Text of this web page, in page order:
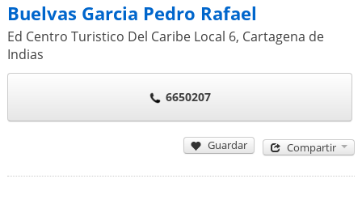
Buelvas Garcia Pedro Rafael
Ed Centro Turistico Del Caribe Local 6, Cartagena de
Indias
6650207
Guardar Compartir